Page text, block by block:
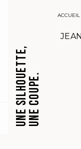
ACCUEIL
UNE SILHOUETTE,UNE COUPE.